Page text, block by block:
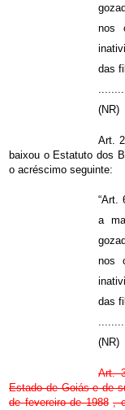
nos
das
(NR)
Art.
baixou o Estatuto dos
o acréscimo seguinte:
“Art.
a
nos
das
(NR)
Art.
Estado de Goiás e de
de fevereiro de 1988 ,